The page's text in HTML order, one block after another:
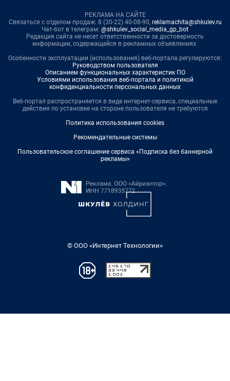
РЕКЛАМА НА САЙТЕ
Связаться с отделом продаж: 8 (30-22) 40-08-90, reklamachita@shkulev.ru
Чат-бот в телеграм: @shkulev_social_media_gp_bot
Редакция сайта не несет ответственности за достоверность
информации, содержащейся в рекламных объявлениях.
Особенности эксплуатации (использования) веб-портала регулируются:
Руководством пользователя
Описанием функциональных характеристик ПО
Условиями использования веб-портала и политикой
конфиденциальности персональных данных
Веб-портал распространяется в виде интернет-сервиса, специальные
действия по установке на стороне пользователя не требуются
Политика использования cookies
Рекомендательные системы
Пользовательское соглашение сервиса «Подписка без баннерной
рекламы»
© ООО «Интернет Технологии»